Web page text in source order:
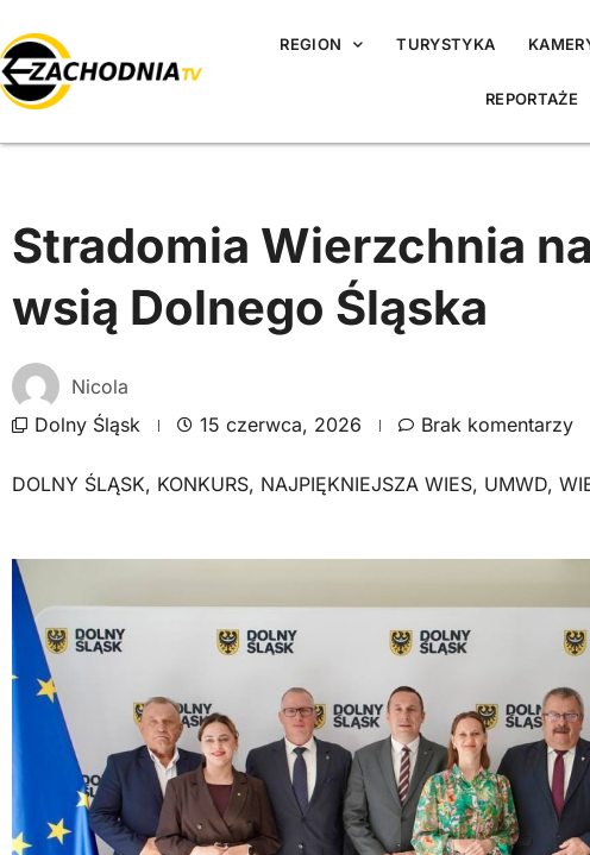
REGION TURYSTYKA
REPORTAŻE
Stradomia Wierzchnia
wsią Dolnego Śląska
Nicola
Dolny Śląsk
15 czerwca, 2026 Brak komentarzy
DOLNY ŚLĄSK, KONKURS, NAJPIĘKNIEJSZA WIES, UMWD,